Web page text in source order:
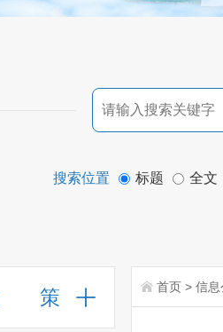
搜索位置 标题 全文
策 首页 > 信息